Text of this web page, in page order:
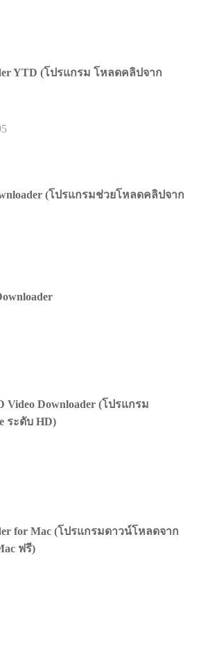
YTD (โปรแกรม โหลดคลิปจาก
(โปรแกรมช่วยโหลดคลิปจาก
Video Downloader (โปรแกรม
ระดับ HD)
for Mac (โปรแกรมดาวน์โหลดจาก
ฟรี)